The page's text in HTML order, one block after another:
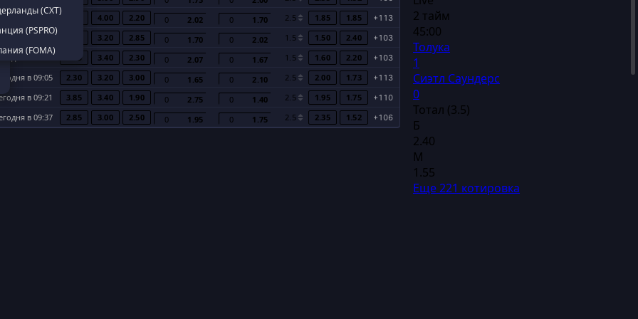
в 08:17 4.00 2.20 0 2.02 0 1.70 2.5 1.85 1.85 +113
в 08:33 3.20 2.85 0 1.70 0 2.02 1.5 1.50 2.40 +103
в 08:49 2.85 3.40 2.30 0 2.07 0 1.67 1.5 1.60 2.20 +103
в 09:05 2.30 3.20 3.00 0 1.65 0 2.10 2.5 2.00 1.73 +113
в 09:21 3.85 3.40 1.90 0 2.75 0 1.40 2.5 1.95 1.75 +110
в 09:37 2.85 3.00 2.50 0 1.95 0 1.75 2.5 2.35 1.52 +106
2 тайм
45:00
Толука
1
Сиэтл Саундерс
0
Тотал (3.5)
Б
2.40
М
1.55
Еще 221 котировка
(CXT)
(PSPRO)
(FOMA)